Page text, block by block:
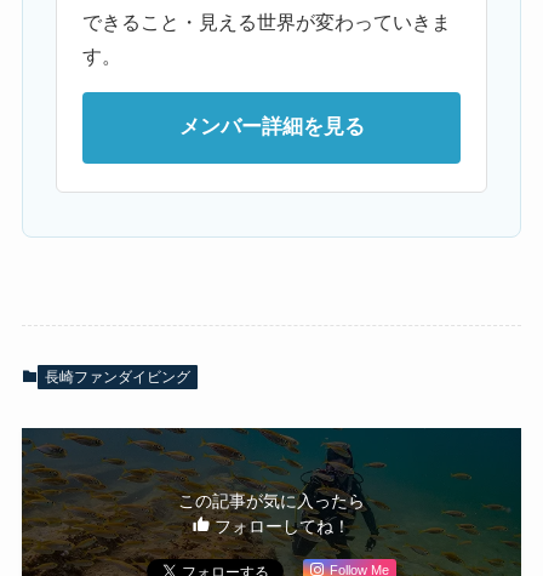
できること・見える世界が変わっていきま
す。
メンバー詳細を見る
長崎ファンダイビング
この記事が気に入ったら
フォローしてね！
Follow Me